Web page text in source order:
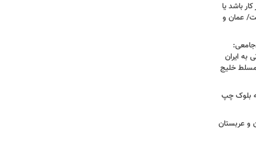
باشد یا
عمان و
به ایران
مسلط خلیج
ممدانی؛ ۱۰ سالی که بلوک چپ
و عربستان